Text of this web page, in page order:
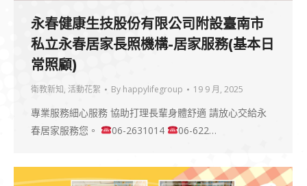
永春健康生技股份有限公司附設臺南市
私立永春居家長照機構-居家服務(基本日
常照顧)
衛教新知, 活動花絮 By happylifegroup 19 9 月, 2025
專業服務細心服務 協助打理長輩身體舒適 請放心交給永
春居家服務您。
06-2631014 06-622…